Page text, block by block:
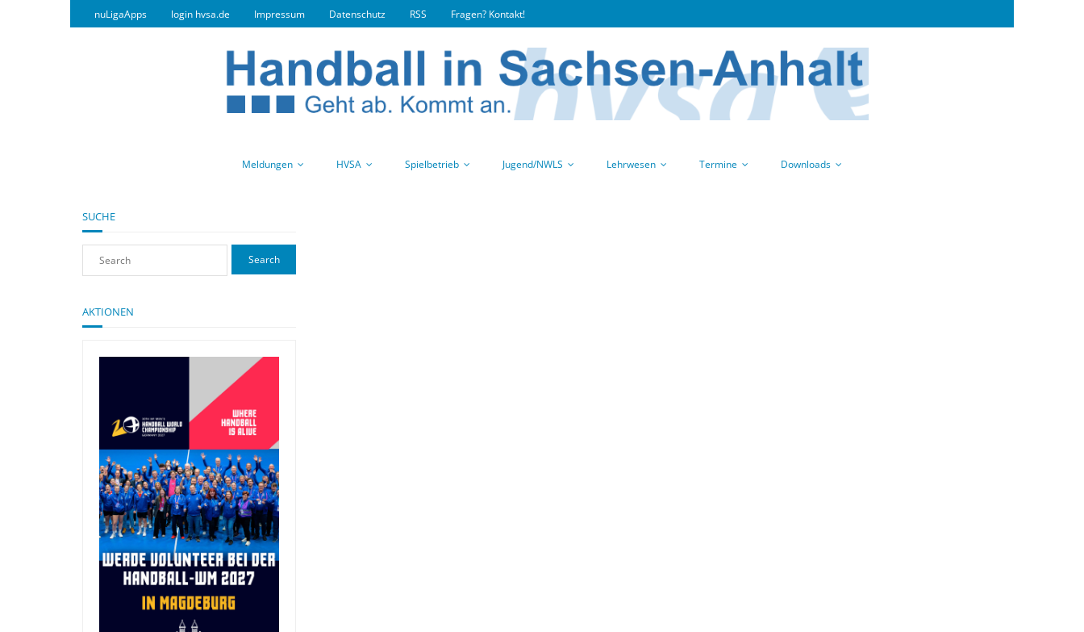
nuLigaApps login hvsa.de Impressum Datenschutz RSS Fragen? Kontakt!
Meldungen HVSA Spielbetrieb Jugend/NWLS Lehrwesen Termine Downloads
SUCHE
AKTIONEN